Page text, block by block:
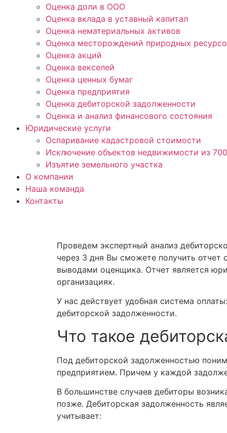
Оценка доли в ООО
Оценка вклада в уставный капитал
Оценка нематериальных активов
Оценка месторождений природных
Оценка акций
Оценка векселей
Оценка ценных бумаг
Оценка предприятия
Оценка дебиторской задолженности
Оценка и анализ финансового состояния
Юридические услуги
Оспаривание кадастровой стоимости
Исключение объектов недвижимости из
Изъятие земельного участка
О компании
Наша команда
Контакты
Проведем экспертный анализ
через 3 дня Вы сможете получить
выводами оценщика. Отчет является
организациях.
У нас действует удобная система
дебиторской задолженности.
Что такое
Под дебиторской задолженностью
предприятием. Причем у каждой
В большинстве случаев дебиторы
позже. Дебиторская задолженность
учитывает: